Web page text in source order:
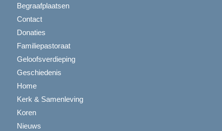
Begraafplaatsen
Contact
Donaties
Familiepastoraat
Geloofsverdieping
Geschiedenis
Home
Kerk & Samenleving
Koren
Nieuws